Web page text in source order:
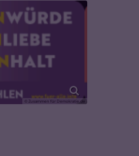
© Zusammen für Demokratie.de